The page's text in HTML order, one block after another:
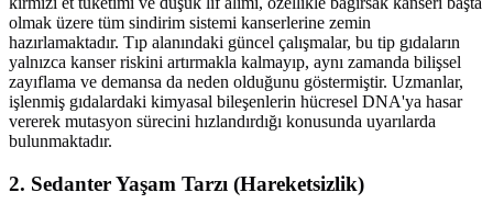
olmak üzere tüm sindirim sistemi kanserlerine zemin
hazırlamaktadır. Tıp alanındaki güncel çalışmalar, bu tip gıdaların
yalnızca kanser riskini artırmakla kalmayıp, aynı zamanda bilişsel
zayıflama ve demansa da neden olduğunu göstermiştir. Uzmanlar,
işlenmiş gıdalardaki kimyasal bileşenlerin hücresel DNA'ya hasar
vererek mutasyon sürecini hızlandırdığı konusunda uyarılarda
bulunmaktadır.
2. Sedanter Yaşam Tarzı (Hareketsizlik)